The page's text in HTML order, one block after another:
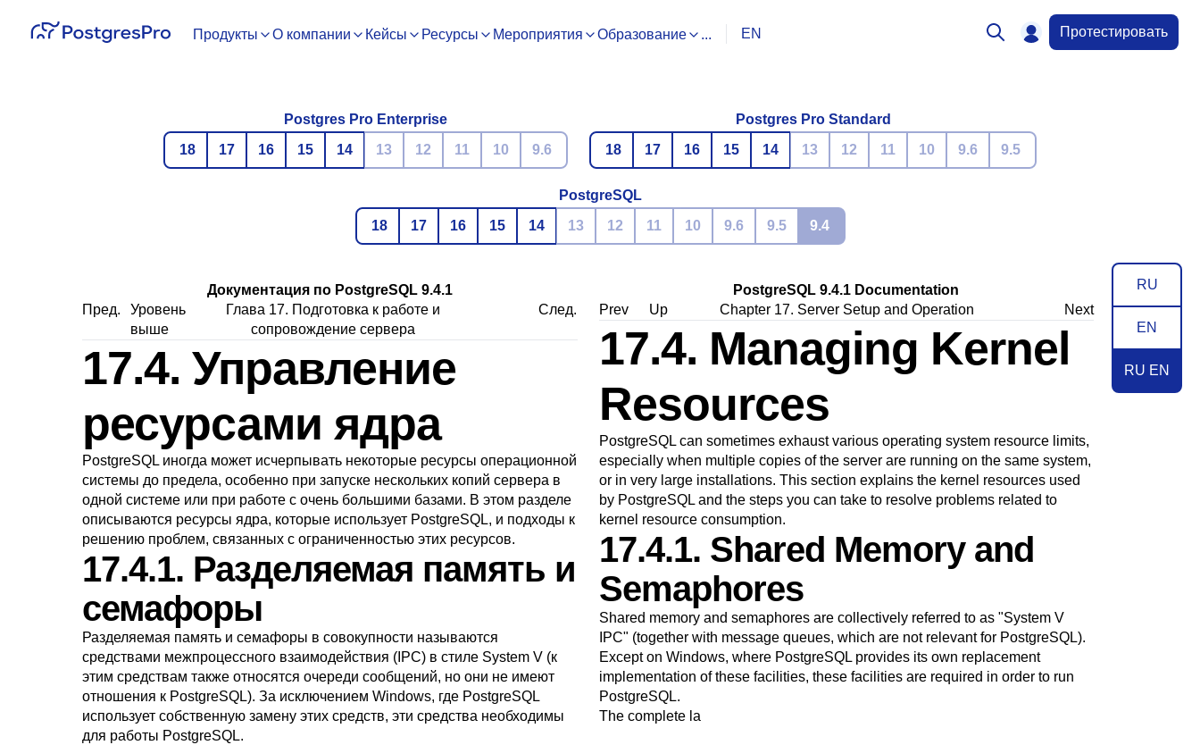
Продукты О компании Кейсы Ресурсы Мероприятия Образование ... EN Протестировать
Postgres Pro Enterprise
18
17 16 15 14 13 12 11 10 9.6
Postgres Pro Standard
18
17 16 15 14 13 12 11 10 9.6 9.5
PostgreSQL
18
17 16 15 14 13 12 11 10 9.6 9.5 9.4
RU
EN
RU EN
Документация по PostgreSQL 9.4.1
Пред.
Уровень
выше
Глава 17. Подготовка к работе и
сопровождение сервера
След.
17.4. Управление
ресурсами ядра
PostgreSQL иногда может исчерпывать некоторые ресурсы операционной
системы до предела, особенно при запуске нескольких копий сервера в
одной системе или при работе с очень большими базами. В этом разделе
описываются ресурсы ядра, которые использует PostgreSQL, и подходы к
решению проблем, связанных с ограниченностью этих ресурсов.
17.4.1. Разделяемая память и
семафоры
Разделяемая память и семафоры в совокупности называются
средствами межпроцессного взаимодействия ( IPC) в стиле System V (к
этим средствам также относятся очереди сообщений, но они не имеют
отношения к PostgreSQL). За исключением Windows, где PostgreSQL
использует собственную замену этих средств, эти средства необходимы
для работы PostgreSQL.
PostgreSQL 9.4.1 Documentation
Prev
Up Chapter 17. Server Setup and Operation Next
17.4. Managing Kernel
Resources
PostgreSQLcan sometimes exhaust various operating system resource limits,
especially when multiple copies of the server are running on the same system,
or in very large installations. This section explains the kernel resources used
by PostgreSQLand the steps you can take to resolve problems related to
kernel resource consumption.
17.4.1. Shared Memory and
Semaphores
Shared memory and semaphores are collectively referred to as "System V
IPC" (together with message queues, which are not relevant for PostgreSQL).
Except on Windows, where PostgreSQLprovides its own replacement
implementation of these facilities, these facilities are required in order to run
PostgreSQL.
The complete la